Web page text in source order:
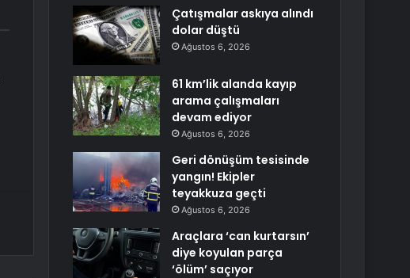
Çatışmalar askıya alındı
dolar düştü
Ağustos 6, 2026
61 km’lik alanda kayıp
arama çalışmaları
devam ediyor
Ağustos 6, 2026
Geri dönüşüm tesisinde
yangın! Ekipler
teyakkuza geçti
Ağustos 6, 2026
Araçlara ‘can kurtarsın’
diye koyulan parça
‘ölüm’ saçıyor